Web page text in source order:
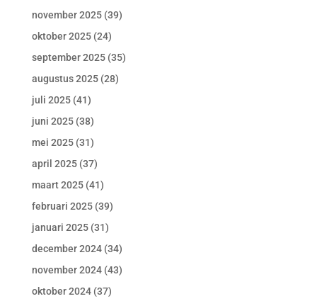
november 2025(39)
oktober 2025(24)
september 2025(35)
augustus 2025(28)
juli 2025(41)
juni 2025(38)
mei 2025(31)
april 2025(37)
maart 2025(41)
februari 2025(39)
januari 2025(31)
december 2024(34)
november 2024(43)
oktober 2024(37)